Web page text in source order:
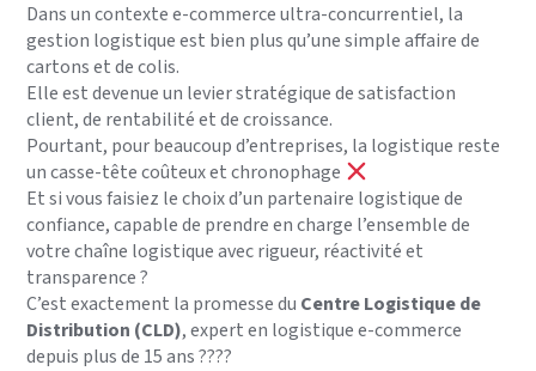
Dans un contexte e-commerce ultra-concurrentiel, la
gestion logistique est bien plus qu’une simple affaire de
cartons et de colis.
Elle est devenue un levier stratégique de satisfaction
client, de rentabilité et de croissance.
Pourtant, pour beaucoup d’entreprises, la logistique reste
un casse-tête coûteux et chronophage
Et si vous faisiez le choix d’un partenaire logistique de
confiance, capable de prendre en charge l’ensemble de
votre chaîne logistique avec rigueur, réactivité et
transparence ?
C’est exactement la promesse du Centre Logistique de
Distribution (CLD), expert en logistique e-commerce
depuis plus de 15 ans ????